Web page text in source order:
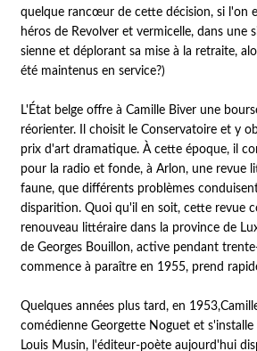
quelque rancœur de cette décision, si l'on
héros de Revolver et vermicelle, dans une
sienne et déplorant sa mise à la retraite,
été maintenus en service?)
L'État belge offre à Camille Biver une
réorienter. Il choisit le Conservatoire et y
prix d'art dramatique. À cette époque, il
pour la radio et fonde, à Arlon, une revue
faune, que différents problèmes
disparition. Quoi qu'il en soit, cette revue
renouveau littéraire dans la province de
de Georges Bouillon, active pendant
commence à paraître en 1955, prend
Quelques années plus tard, en
comédienne Georgette Noguet et s'installe
Louis Musin, l'éditeur-poète aujourd'hui